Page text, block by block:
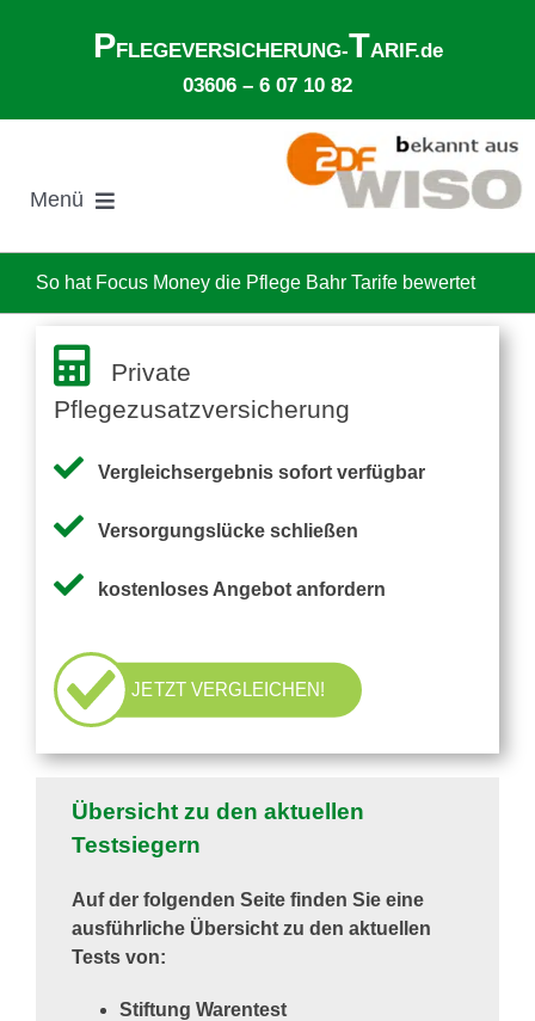
PFLEGEVERSICHERUNG-TARIF.de
03606 – 6 07 10 82
Menü
Suche
nach:
Ø Pflegekosten im Pflegeheim
Pflegezusatzversicherung
Pflegezusatz – Vergleichsrechner
Vorerkrankung
Testsieger
So hat Focus Money die Pflege Bahr Tarife bewertet
Private
Pflegezusatzversicherung
Vergleichsergebnis sofort verfügbar
Versorgungslücke schließen
kostenloses Angebot anfordern
JETZT VERGLEICHEN!
Übersicht zu den aktuellen
Testsiegern
Auf der folgenden Seite finden Sie eine
ausführliche Übersicht zu den aktuellen
Tests von:
Stiftung Warentest